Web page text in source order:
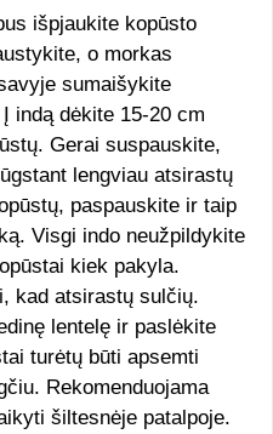
išpjaukite kopūsto
o morkas
sumaišykite
indą dėkite 15-20 cm
Gerai suspauskite,
lengviau atsirastų
paspauskite ir taip
Visgi indo neužpildykite
kiek pakyla.
kad atsirastų sulčių.
lentelę ir paslėkite
turėtų būti apsemti
Rekomenduojama
šiltesnėje patalpoje.